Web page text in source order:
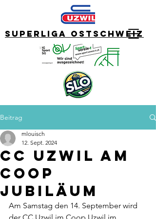
Superliga Ostschweiz
Beitrag
CC Uzwil am
Coop
Jubiläum
mlouisch
12. Sept. 2024
Am Samstag den 14. September wird